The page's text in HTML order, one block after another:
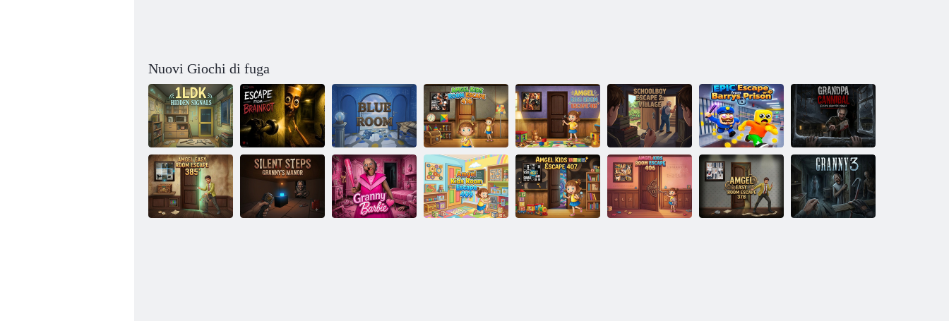
Nuovi Giochi di fuga
1LDK Segnali
nascosti
Fuga da Brainrot Camera Blu
Cameretta per
bambini Amgel
Escape 416
Cameretta per
bambini Amgel
Escape 415
Fuga dallo
scolaro 2:
Villaggio
Fuga EPICA
dalla prigione di
Barrys
Nonno
Cannibale: Fuga
dal Maniaco